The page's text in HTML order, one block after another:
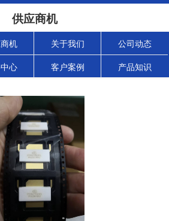
供应商机
机 关于我们 公司动态
心 客户案例 产品知识